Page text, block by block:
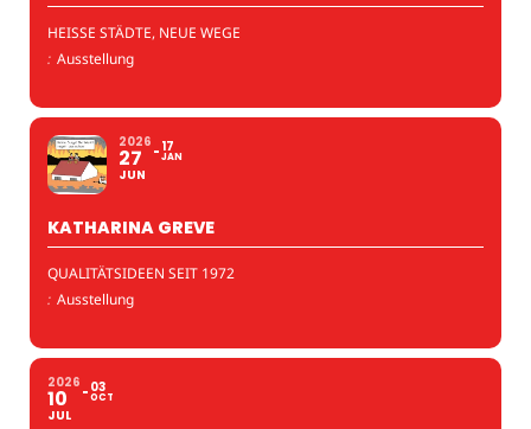
HEISSE STÄDTE, NEUE WEGE
: Ausstellung
2026
27
JUN
17
JAN
KATHARINA GREVE
QUALITÄTSIDEEN SEIT 1972
: Ausstellung
2026
10
JUL
03
OCT